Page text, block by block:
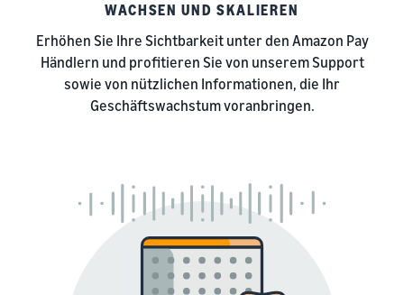
WACHSEN UND SKALIEREN
Erhöhen Sie Ihre Sichtbarkeit unter den Amazon Pay
Händlern und profitieren Sie von unserem Support
sowie von nützlichen Informationen, die Ihr
Geschäftswachstum voranbringen.